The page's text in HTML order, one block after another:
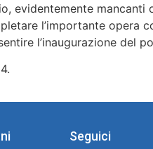
evidentemente mancanti
l’importante
l’inaugurazione del
Seguici